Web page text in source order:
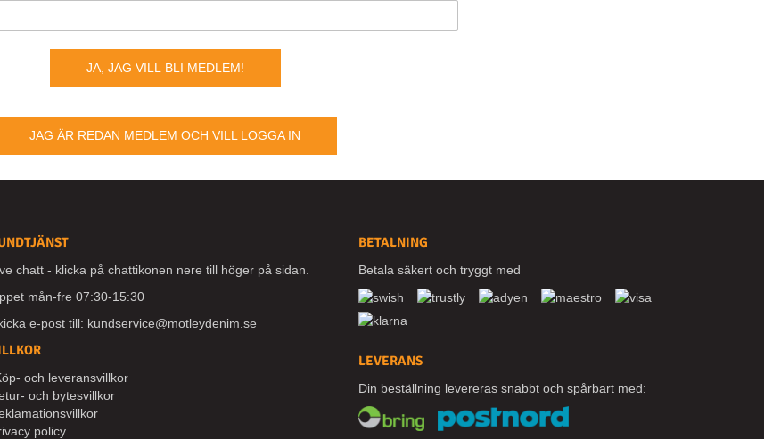
JA, JAG VILL BLI MEDLEM!
JAG ÄR REDAN MEDLEM OCH VILL LOGGA IN
chatt - klicka på chattikonen nere till höger på sidan.
mån-fre 07:30-15:30
e-post till: kundservice@motleydenim.se
och leveransvillkor
och bytesvillkor
policy
BETALNING
Betala säkert och tryggt med
LEVERANS
Din beställning levereras snabbt och spårbart med: